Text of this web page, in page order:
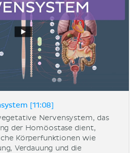
[11:08]
Nervensystem, das
der Homöostase dient,
Körperfunktionen wie
Verdauung und die